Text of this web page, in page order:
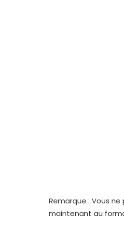
Remarque : Vous
maintenant au